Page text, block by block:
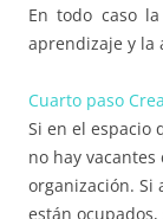
En todo caso
aprendizaje y la
Cuarto paso
Si en el espacio
no hay
organización. Si
están